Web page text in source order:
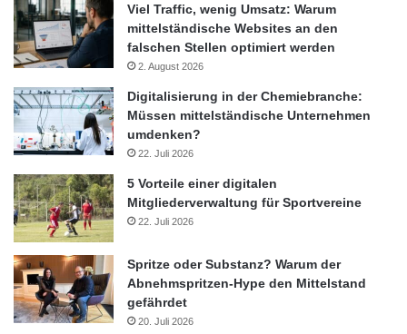
Viel Traffic, wenig Umsatz: Warum
mittelständische Websites an den
falschen Stellen optimiert werden
2. August 2026
Digitalisierung in der Chemiebranche:
Müssen mittelständische Unternehmen
umdenken?
22. Juli 2026
5 Vorteile einer digitalen
Mitgliederverwaltung für Sportvereine
22. Juli 2026
Spritze oder Substanz? Warum der
Abnehmspritzen-Hype den Mittelstand
gefährdet
20. Juli 2026